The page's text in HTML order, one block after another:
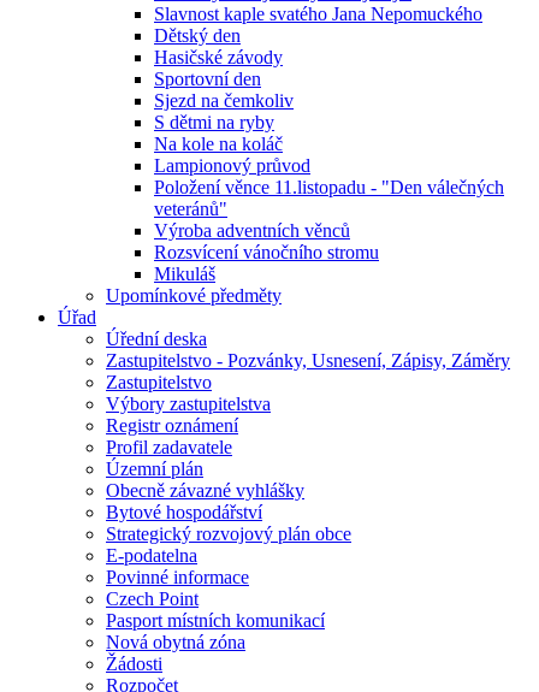
Slavnost kaple svatého Jana Nepomuckého
Dětský den
Hasičské závody
Sportovní den
Sjezd na čemkoliv
S dětmi na ryby
Na kole na koláč
Lampionový průvod
Položení věnce 11.listopadu - "Den válečných
veteránů"
Výroba adventních věnců
Rozsvícení vánočního stromu
Mikuláš
Upomínkové předměty
Úřad
Úřední deska
Zastupitelstvo - Pozvánky, Usnesení, Zápisy, Záměry
Zastupitelstvo
Výbory zastupitelstva
Registr oznámení
Profil zadavatele
Územní plán
Obecně závazné vyhlášky
Bytové hospodářství
Strategický rozvojový plán obce
E-podatelna
Povinné informace
Czech Point
Pasport místních komunikací
Nová obytná zóna
Žádosti
Rozpočet